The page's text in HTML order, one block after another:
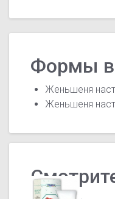
Формы
Женьшеня
Женьшеня